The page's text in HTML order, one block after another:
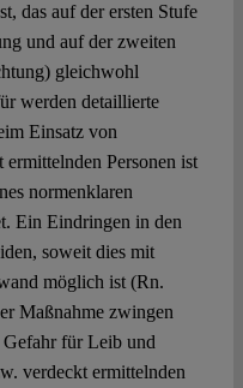
das auf der ersten Stufe
und auf der zweiten
gleichwohl
werden detaillierte
Einsatz von
ermittelnden Personen ist
normenklaren
Ein Eindringen in den
soweit dies mit
möglich ist (Rn.
Maßnahme zwingen
Gefahr für Leib und
verdeckt ermittelnden